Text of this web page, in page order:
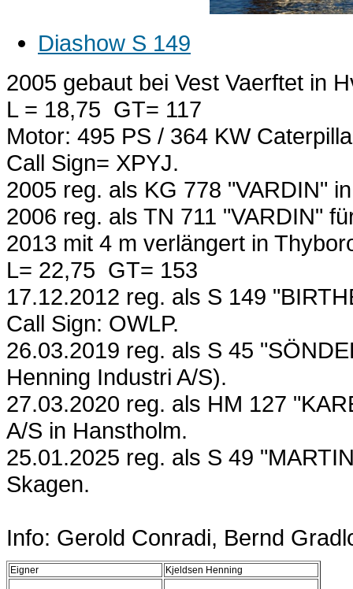
Diashow S 149
2005 gebaut bei Vest Vaerftet in
L = 18,75 GT= 117
Motor: 495 PS / 364 KW
Call Sign= XPYJ.
2005 reg. als KG 778 "VARDIN"
2006 reg. als TN 711 "VARDIN"
2013 mit 4 m verlängert in
L= 22,75 GT= 153
17.12.2012 reg. als S 149
Call Sign: OWLP.
26.03.2019 reg. als S 45
Henning Industri A/S).
27.03.2020 reg. als HM 127
A/S in Hanstholm.
25.01.2025 reg. als S 49
Skagen.
Info: Gerold Conradi, Bernd
Eigner Kjeldsen Henning